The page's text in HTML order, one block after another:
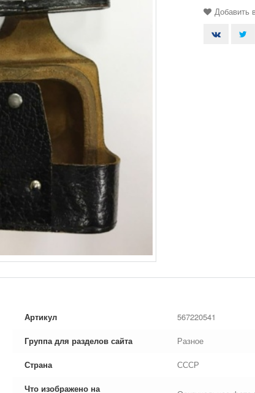
Добавить
Артикул 567220541
Группа для разделов сайта Разное
Страна СССР
Что изображено на